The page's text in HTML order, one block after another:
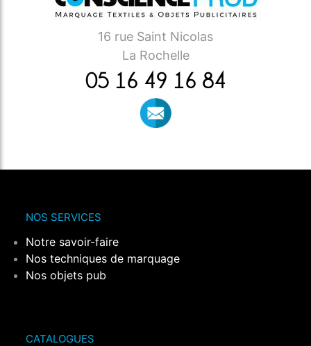
16 rue Saint Nicolas
La Rochelle
05 16 49 16 84
NOS SERVICES
Notre savoir-faire
Nos techniques de marquage
Nos objets pub
CATALOGUES